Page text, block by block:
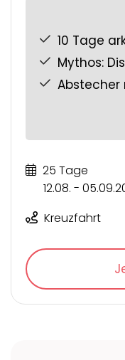
10 Tage
Mythos:
Abstecher
25 Tage
12.08. -
Kreuzfahrt